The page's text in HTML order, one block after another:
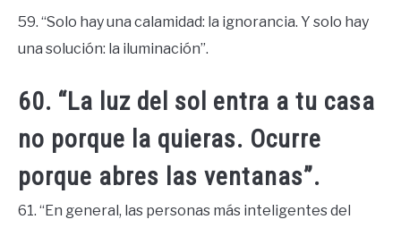
59. “Solo hay una calamidad: la ignorancia. Y solo hay
una solución: la iluminación”.
60. “La luz del sol entra a tu casa
no porque la quieras. Ocurre
porque abres las ventanas”.
61. “En general, las personas más inteligentes del